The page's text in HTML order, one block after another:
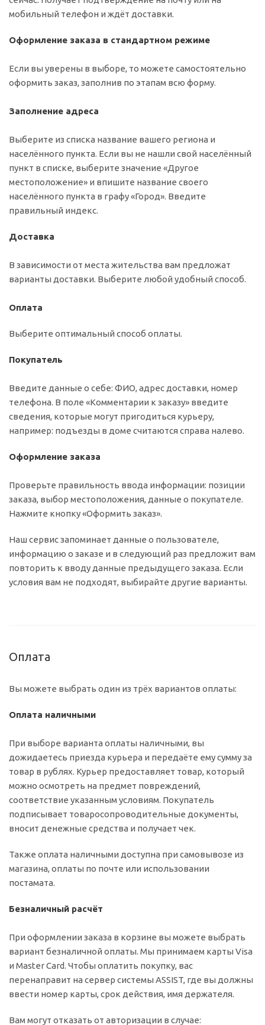
мобильный телефон и ждёт доставки.
Оформление заказа в стандартном режиме
Если вы уверены в выборе, то можете самостоятельно
оформить заказ, заполнив по этапам всю форму.
Заполнение адреса
Выберите из списка название вашего региона и
населённого пункта. Если вы не нашли свой населённый
пункт в списке, выберите значение «Другое
местоположение» и впишите название своего
населённого пункта в графу «Город». Введите
правильный индекс.
Доставка
В зависимости от места жительства вам предложат
варианты доставки. Выберите любой удобный способ.
Оплата
Выберите оптимальный способ оплаты.
Покупатель
Введите данные о себе: ФИО, адрес доставки, номер
телефона. В поле «Комментарии к заказу» введите
сведения, которые могут пригодиться курьеру,
например: подъезды в доме считаются справа налево.
Оформление заказа
Проверьте правильность ввода информации: позиции
заказа, выбор местоположения, данные о покупателе.
Нажмите кнопку «Оформить заказ».
Наш сервис запоминает данные о пользователе,
информацию о заказе и в следующий раз предложит вам
повторить к вводу данные предыдущего заказа. Если
условия вам не подходят, выбирайте другие варианты.
Оплата
Вы можете выбрать один из трёх вариантов оплаты:
Оплата наличными
При выборе варианта оплаты наличными, вы
дожидаетесь приезда курьера и передаёте ему сумму за
товар в рублях. Курьер предоставляет товар, который
можно осмотреть на предмет повреждений,
соответствие указанным условиям. Покупатель
подписывает товаросопроводительные документы,
вносит денежные средства и получает чек.
Также оплата наличными доступна при самовывозе из
магазина, оплаты по почте или использовании
постамата.
Безналичный расчёт
При оформлении заказа в корзине вы можете выбрать
вариант безналичной оплаты. Мы принимаем карты Visa
и Master Card. Чтобы оплатить покупку, вас
перенаправит на сервер системы ASSIST, где вы должны
ввести номер карты, срок действия, имя держателя.
Вам могут отказать от авторизации в случае: